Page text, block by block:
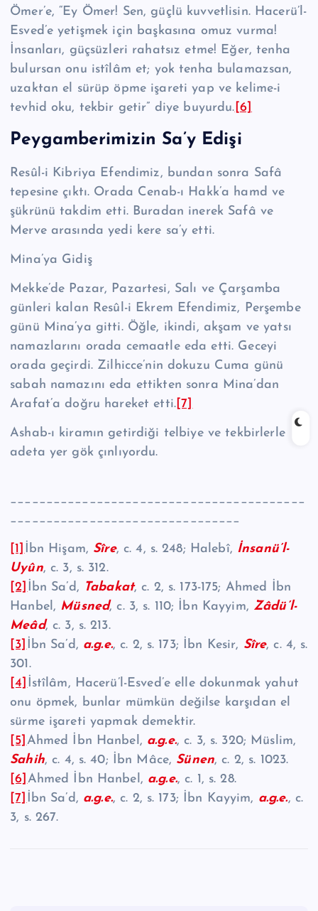
Ömer’e, “Ey Ömer! Sen, güçlü kuv­vetlisin. Hacerü’l-
Es­ved’e yetişmek için başkasına omuz vurma!
İnsanları, güçsüzleri ra­hatsız etme! Eğer, tenha
bulursan onu istîlâm et; yok tenha bulamazsan,
uzak­tan el sürüp öpme işareti yap ve kelime-i
tevhid oku, tek­bir getir” diye bu­­yurdu. [6]
Pey­gam­be­ri­mizin Sa’y Edişi
Resûl-i Kib­riya Efendimiz, bundan sonra Safâ
tepesine çıktı. Orada Cenab-ı Hakk’a hamd ve
şük­rünü takdim etti. Buradan inerek Safâ ve
Merve arasında yedi kere sa’y etti.
Mina’ya Gidiş
Mekke’de Pazar, Pazartesi, Salı ve Çarşamba
günleri kalan Resûl-i Ekrem Efendimiz, Perşembe
günü Mina’ya gitti. Öğle, ikindi, akşam ve yatsı
namazla­rını orada cemaatle eda etti. Geceyi
orada geçirdi. Zilhicce’nin dokuzu Cuma günü
sabah namazını eda ettikten sonra Mina’dan
Arafat’a doğru hareket etti. [7]
Ashab-ı kiramın getirdiği telbiye ve tekbirlerle
adeta yer gök çınlıyordu.
_________________________________________
________________________________
[1] İbn Hişam, Sîre, c. 4, s. 248; Halebî, İnsanü’l-
Uyûn, c. 3, s. 312.
[2] İbn Sa’d, Tabakat, c. 2, s. 173-175; Ahmed İbn
Hanbel, Müsned, c. 3, s. 110; İbn Kayyim, Zâdü’l-
Meâd, c. 3, s. 213.
[3] İbn Sa’d, a.g.e., c. 2, s. 173; İbn Kesir, Sîre, c. 4, s.
301.
[4] İstîlâm, Hacerü’l-Esved’e elle dokunmak yahut
onu öpmek, bunlar mümkün değilse karşıdan el
sürme işareti yapmak demektir.
[5] Ahmed İbn Hanbel, a.g.e., c. 3, s. 320; Müslim,
Sahih, c. 4, s. 40; İbn Mâce, Sünen, c. 2, s. 1023.
[6] Ahmed İbn Hanbel, a.g.e., c. 1, s. 28.
[7] İbn Sa’d, a.g.e., c. 2, s. 173; İbn Kayyim, a.g.e., c.
3, s. 267.